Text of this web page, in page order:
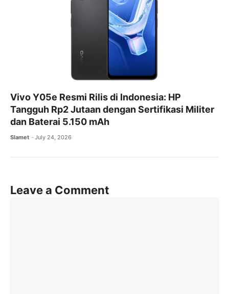
Vivo Y05e Resmi Rilis di Indonesia: HP
Tangguh Rp2 Jutaan dengan Sertifikasi Militer
dan Baterai 5.150 mAh
Slamet July 24, 2026
Leave a Comment